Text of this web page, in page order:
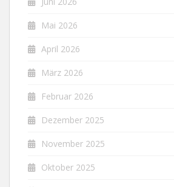
Mai 2026
April 2026
März 2026
Februar 2026
Dezember 2025
November 2025
Oktober 2025